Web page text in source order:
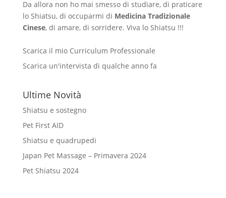
Da allora non ho mai smesso di studiare, di praticare
lo Shiatsu, di occuparmi di Medicina Tradizionale
Cinese, di amare, di sorridere. Viva lo Shiatsu !!!
Scarica il mio Curriculum Professionale
Scarica un'intervista di qualche anno fa
Ultime Novità
Shiatsu e sostegno
Pet First AID
Shiatsu e quadrupedi
Japan Pet Massage – Primavera 2024
Pet Shiatsu 2024